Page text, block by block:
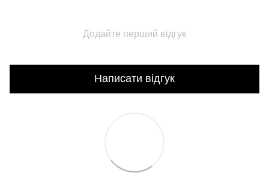
Додайте перший відгук
Написати відгук